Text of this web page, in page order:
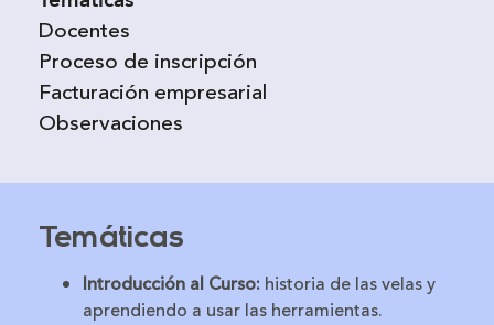
Docentes
Proceso de inscripción
Facturación empresarial
Observaciones
Temáticas
Introducción al Curso: historia de las velas y
aprendiendo a usar las herramientas.